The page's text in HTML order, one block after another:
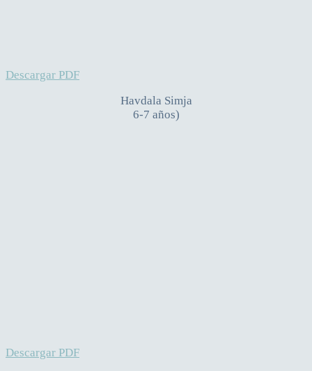
Descargar PDF
Havdala Simja
6-7 años)
Descargar PDF